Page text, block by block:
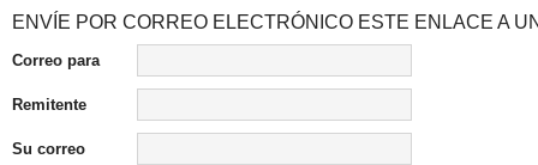
ENVÍE POR CORREO ELECTRÓNICO ESTE ENLACE A
Correo para
Remitente
Su correo